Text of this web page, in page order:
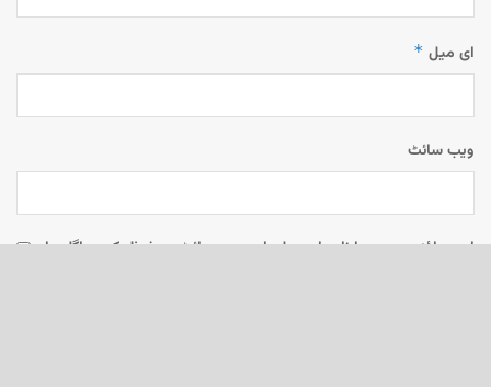
ای میل *
ویب‌ سائٹ
اس براؤزر میں میرا نام، ای میل، اور ویب سائٹ محفوظ رکھیں اگلی بار